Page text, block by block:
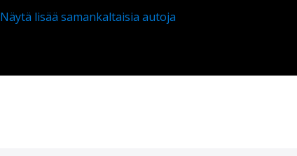
Näytä lisää samankaltaisia autoja